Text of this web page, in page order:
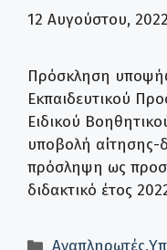
12 Αυγούστου, 2022
Πρόσκληση
Εκπαιδευτικού
Ειδικού
υποβολή αίτησης-
πρόσληψη ως
διδακτικό έτος
Κατηγορίες